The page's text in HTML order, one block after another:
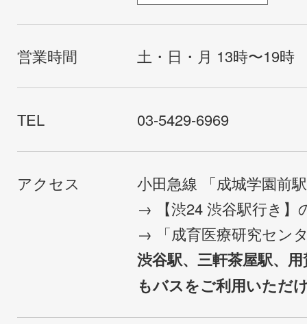
営業時間 土・日・月 13時〜19時
TEL 03-5429-6969
アクセス
小田急線 「成城学園前
→ 【渋24 渋谷駅行き】
→ 「成育医療研究セン
渋谷駅、三軒茶屋駅、
もバスをご利用いただ